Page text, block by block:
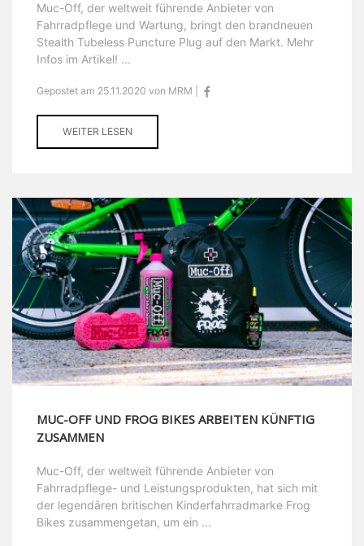
Muc-Off, der weltweit führende Anbieter von
Fahrradpflege und Wartung, bringt den brandneuen
Stealth Tubeless Puncture Plug auf den Markt. Mehr
Infos im Artikel! ...
Gepostet am 25.11.2020 von MRM |
WEITER LESEN
MUC-OFF UND FROG BIKES ARBEITEN KÜNFTIG
ZUSAMMEN
Muc-Off, der weltweit führende Anbieter von
Fahrradpflege- und Leistungsprodukten, hat sich mit
der legendären britischen Kinderfahrradmarke Frog
Bikes zusammengetan, um ein ...